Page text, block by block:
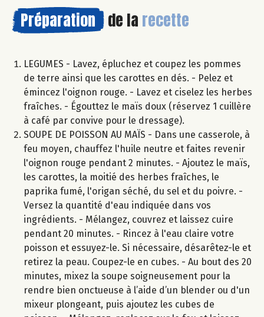
Préparation de la recette
LEGUMES - Lavez, épluchez et coupez les pommes
de terre ainsi que les carottes en dés. - Pelez et
émincez l'oignon rouge. - Lavez et ciselez les herbes
fraîches. - Égouttez le maïs doux (réservez 1 cuillère
à café par convive pour le dressage).
SOUPE DE POISSON AU MAÏS - Dans une casserole, à
feu moyen, chauffez l'huile neutre et faites revenir
l'oignon rouge pendant 2 minutes. - Ajoutez le maïs,
les carottes, la moitié des herbes fraîches, le
paprika fumé, l'origan séché, du sel et du poivre. -
Versez la quantité d'eau indiquée dans vos
ingrédients. - Mélangez, couvrez et laissez cuire
pendant 20 minutes. - Rincez à l'eau claire votre
poisson et essuyez-le. Si nécessaire, désarêtez-le et
retirez la peau. Coupez-le en cubes. - Au bout des 20
minutes, mixez la soupe soigneusement pour la
rendre bien onctueuse à l’aide d’un blender ou d'un
mixeur plongeant, puis ajoutez les cubes de